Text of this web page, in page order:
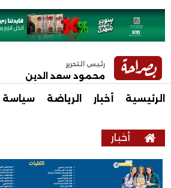
رئيس التحرير
محمود سعد الدين
الرئيسية أخبار الرياضة سياسة
أخبار